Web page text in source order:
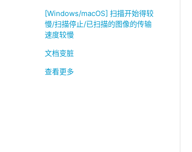
[Windows/macOS] 扫描开始得较
慢/扫描停止/已扫描的图像的传输
速度较慢
文档变脏
查看更多